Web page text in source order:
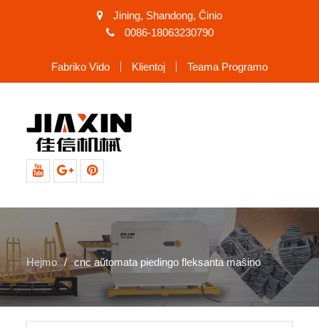
Jining, Shandong, Ĉinio
0086-18063230790
Fabriko Vido Klientoj Teama Programo
Hejmo cnc aŭtomata piedingo fleksanta maŝino